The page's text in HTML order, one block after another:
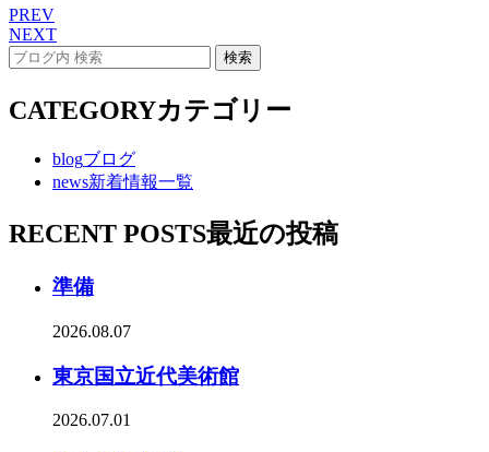
PREV
NEXT
CATEGORYカテゴリー
blogブログ
news新着情報一覧
RECENT POSTS最近の投稿
準備
2026.08.07
東京国立近代美術館
2026.07.01